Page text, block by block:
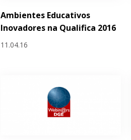
Ambientes Educativos
Inovadores na Qualifica 2016
11.04.16